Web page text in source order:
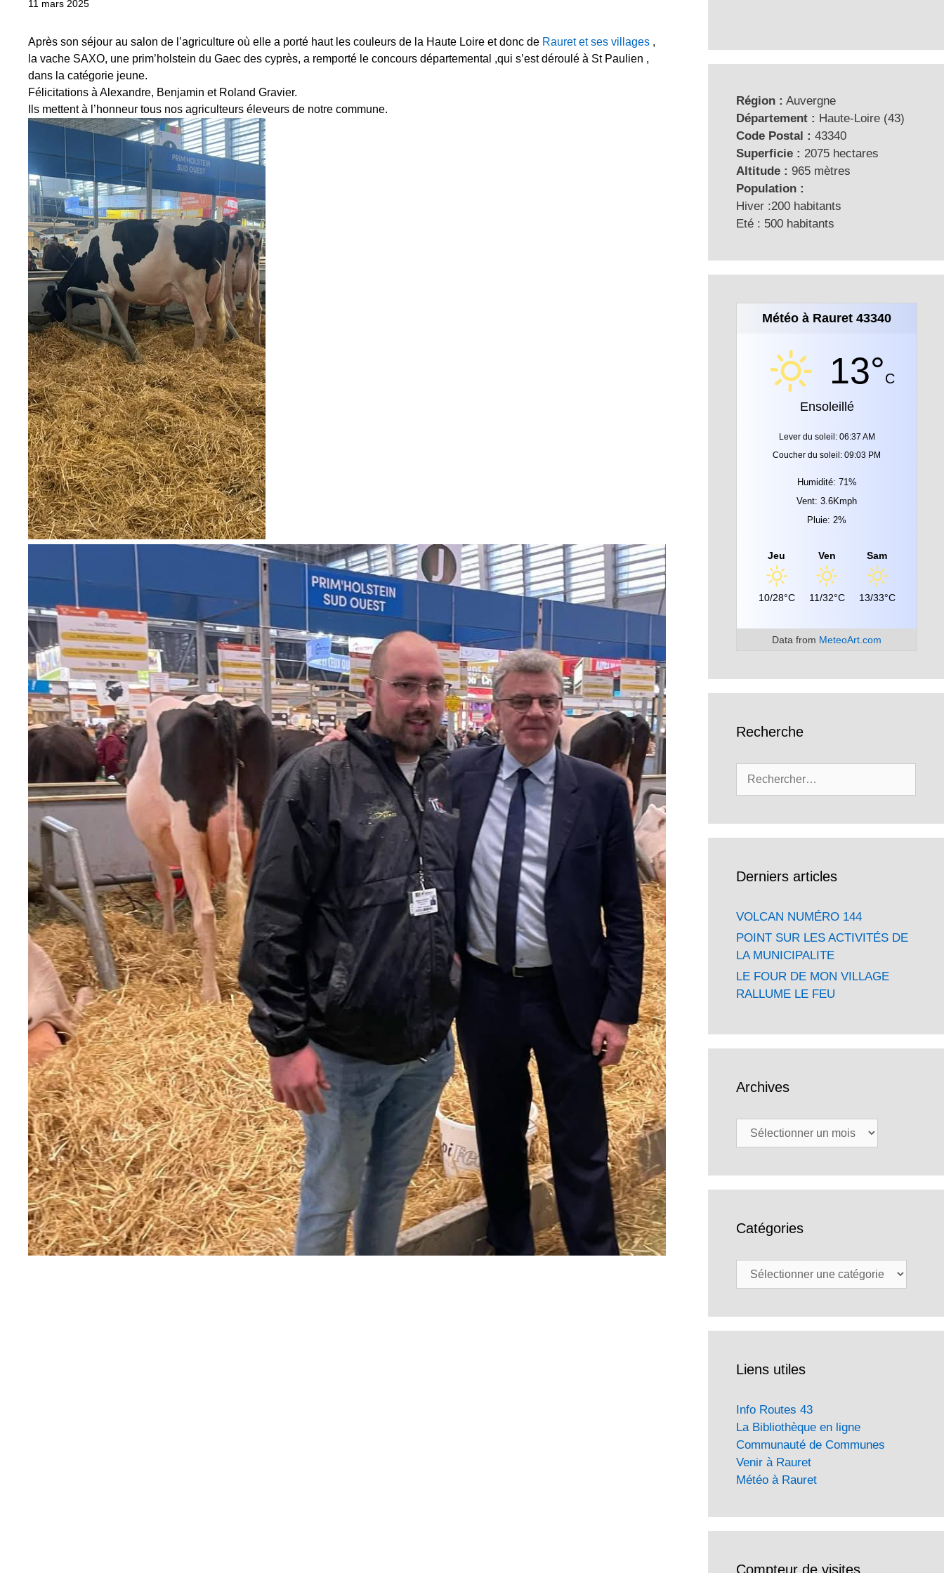
11 mars 2025
Après son séjour au salon de l’agriculture où elle a porté haut les couleurs de la Haute Loire et donc de Rauret et ses villages ,
la vache SAXO, une prim’holstein du Gaec des cyprès, a remporté le concours départemental ,qui s’est déroulé à St Paulien ,
dans la catégorie jeune.
Félicitations à Alexandre, Benjamin et Roland Gravier.
Ils mettent à l’honneur tous nos agriculteurs éleveurs de notre commune.
Région : Auvergne
Département : Haute-Loire (43)
Code Postal : 43340
Superficie : 2075 hectares
Altitude : 965 mètres
Population :
Hiver :200 habitants
Eté : 500 habitants
Météo à Rauret 43340
13°C
Ensoleillé
Lever du soleil: 06:37 AM
Coucher du soleil: 09:03 PM
Humidité: 71%
Vent: 3.6Kmph
Pluie: 2%
Jeu
10/28°C
Ven
11/32°C
Sam
13/33°C
Data from MeteoArt.com
Recherche
Derniers articles
VOLCAN NUMÉRO 144
POINT SUR LES ACTIVITÉS DE
LA MUNICIPALITE
LE FOUR DE MON VILLAGE
RALLUME LE FEU
Archives
Archives
Catégories
Catégories
Liens utiles
Info Routes 43
La Bibliothèque en ligne
Communauté de Communes
Venir à Rauret
Météo à Rauret
Compteur de visites